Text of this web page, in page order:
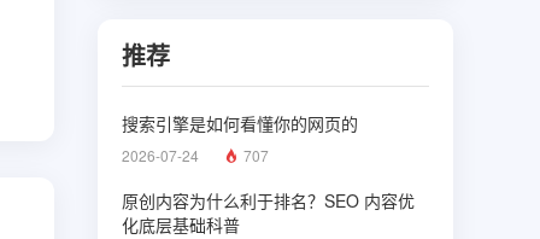
推荐
搜索引擎是如何看懂你的网页的
2026-07-24 707
原创内容为什么利于排名？SEO 内容优
化底层基础科普